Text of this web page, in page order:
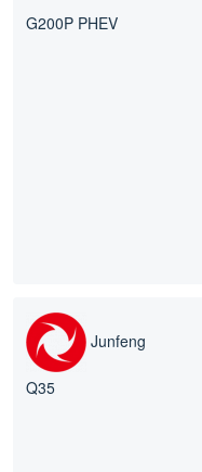
G200P PHEV
Junfeng
Q35